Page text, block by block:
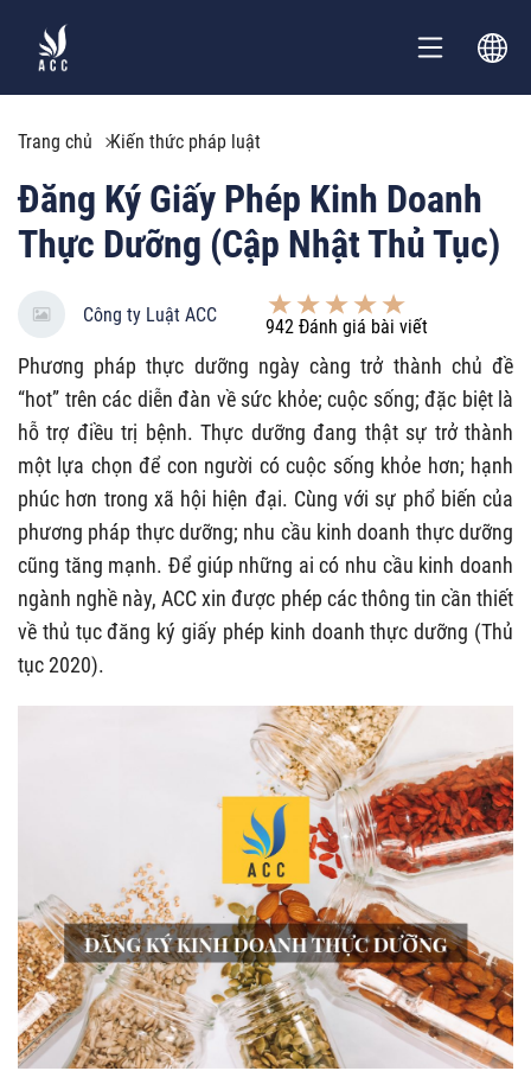
Trang chủ Kiến thức pháp luật
Đăng Ký Giấy Phép Kinh Doanh
Thực Dưỡng (Cập Nhật Thủ Tục)
Công ty Luật ACC
942 Đánh giá bài viết
Phương pháp thực dưỡng ngày càng trở thành chủ đề
“hot” trên các diễn đàn về sức khỏe; cuộc sống; đặc biệt là
hỗ trợ điều trị bệnh. Thực dưỡng đang thật sự trở thành
một lựa chọn để con người có cuộc sống khỏe hơn; hạnh
phúc hơn trong xã hội hiện đại. Cùng với sự phổ biến của
phương pháp thực dưỡng; nhu cầu kinh doanh thực dưỡng
cũng tăng mạnh. Để giúp những ai có nhu cầu kinh doanh
ngành nghề này, ACC xin được phép các thông tin cần thiết
về thủ tục đăng ký giấy phép kinh doanh thực dưỡng (Thủ
tục 2020).